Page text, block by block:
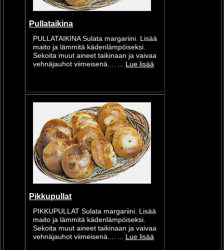
Pullataikina
PULLATAIKINA Sulata margariini. Lisää
maito ja lämmitä kädenlämpöiseksi.
Sekoita muut aineet taikinaan ja vaivaa
vehnäjauhot viimeisenä.... ...
Lue lisää
Pikkupullat
PIKKUPULLAT Sulata margariini. Lisää
maito ja lämmitä kädenlämpöiseksi.
Sekoita muut aineet taikinaan ja vaivaa
vehnäjauhot viimeisenä.... ...
Lue lisää